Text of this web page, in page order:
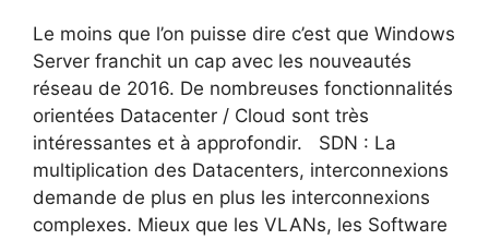
Le moins que l’on puisse dire c’est que Windows
Server franchit un cap avec les nouveautés
réseau de 2016. De nombreuses fonctionnalités
orientées Datacenter / Cloud sont très
intéressantes et à approfondir. SDN : La
multiplication des Datacenters, interconnexions
demande de plus en plus les interconnexions
complexes. Mieux que les VLANs, les Software